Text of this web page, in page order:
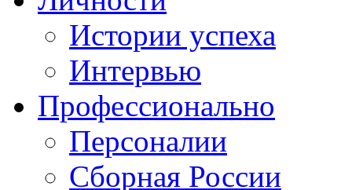
Истории успеха
Интервью
Профессионально
Персоналии
Сборная России